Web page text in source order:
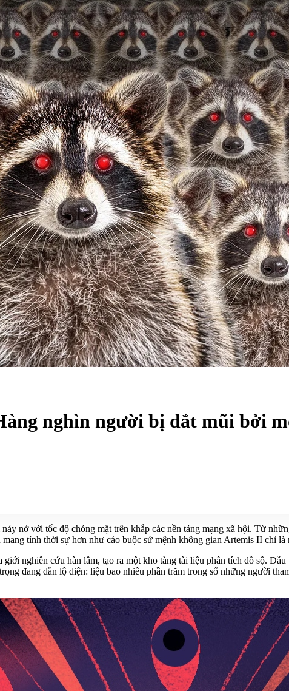
nghìn người bị dắt mũi bởi
nở với tốc độ chóng mặt trên khắp các nền tảng mạng xã hội. Từ
tính thời sự hơn như cáo buộc sứ mệnh không gian Artemis II chỉ
nghiên cứu hàn lâm, tạo ra một kho tàng tài liệu phân tích đồ sộ.
đang dần lộ diện: liệu bao nhiêu phần trăm trong số những người